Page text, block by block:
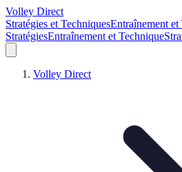
Volley Direct
Stratégies et TechniquesEntraînement et
StratégiesEntraînement et Technique
Volley Direct